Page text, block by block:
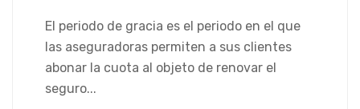
El periodo de gracia es el periodo en el que
las aseguradoras permiten a sus clientes
abonar la cuota al objeto de renovar el
seguro...